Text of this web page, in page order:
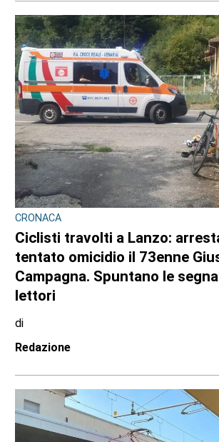
CRONACA
Ciclisti travolti a Lanzo:
tentato omicidio il 73enne
Campagna. Spuntano le
lettori
di
Redazione